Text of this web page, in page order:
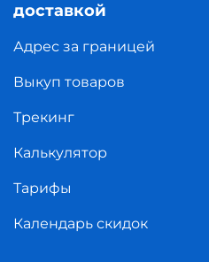
доставкой
Адрес за границей
Выкуп товаров
Трекинг
Калькулятор
Тарифы
Календарь скидок